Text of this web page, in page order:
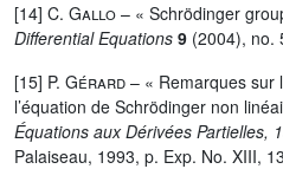
[14] C. Gallo – « Schrödinger
Differential Equations 9 (2004), no.
[15] P. Gérard – « Remarques sur
l’équation de Schrödinger non
Équations aux Dérivées Partielles,
Palaiseau, 1993, p. Exp. No. XIII,